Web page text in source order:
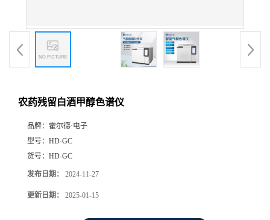
农药残留白酒甲醇色谱仪
品牌： 霍尔德·电子
型号： HD-GC
货号： HD-GC
发布日期： 2024-11-27
更新日期： 2025-01-15